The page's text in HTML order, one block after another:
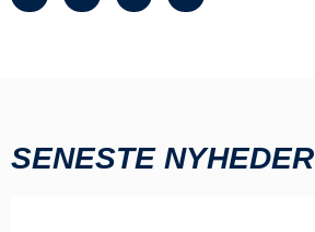
SENESTE NYHEDER